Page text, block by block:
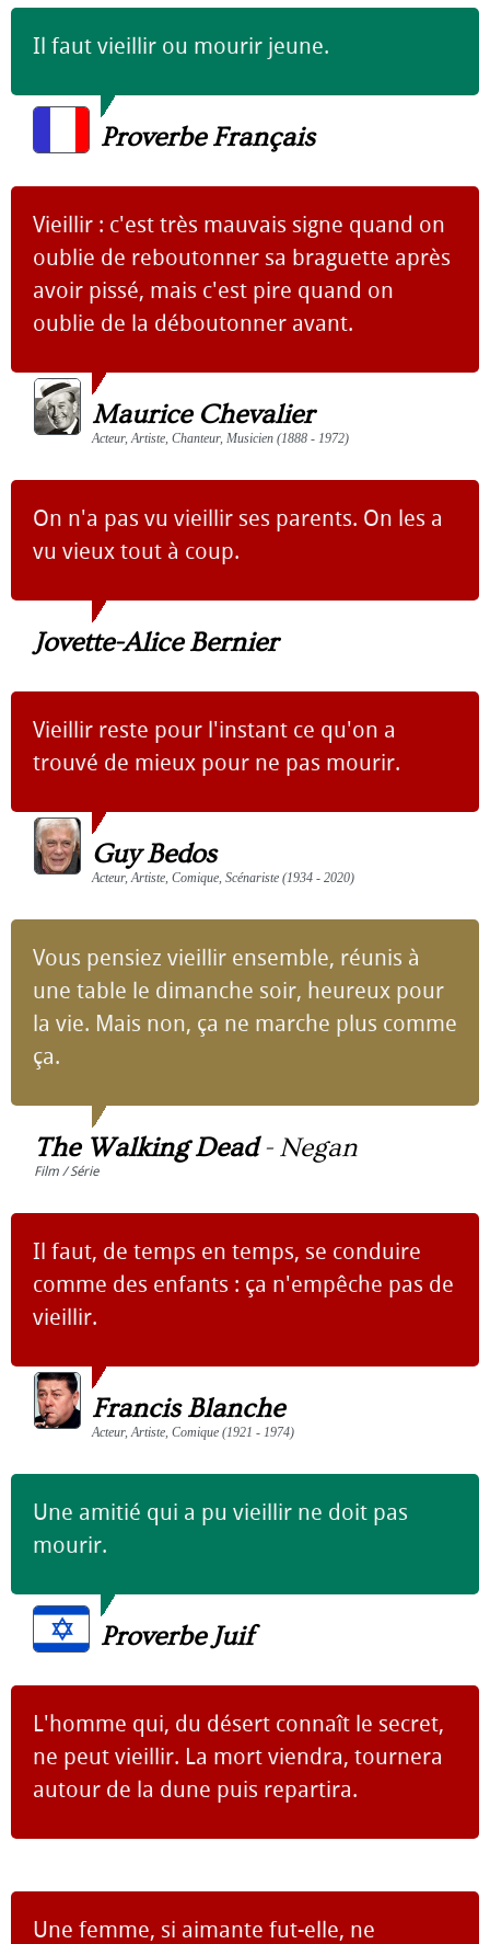
Il faut vieillir ou mourir jeune.
Proverbe Français
Vieillir : c'est très mauvais signe quand on
oublie de reboutonner sa braguette après
avoir pissé, mais c'est pire quand on
oublie de la déboutonner avant.
Maurice Chevalier
Acteur, Artiste, Chanteur, Musicien (1888 - 1972)
On n'a pas vu vieillir ses parents. On les a
vu vieux tout à coup.
Jovette-Alice Bernier
Vieillir reste pour l'instant ce qu'on a
trouvé de mieux pour ne pas mourir.
Guy Bedos
Acteur, Artiste, Comique, Scénariste (1934 - 2020)
Vous pensiez vieillir ensemble, réunis à
une table le dimanche soir, heureux pour
la vie. Mais non, ça ne marche plus comme
ça.
The Walking Dead- Negan
Film / Série
Il faut, de temps en temps, se conduire
comme des enfants : ça n'empêche pas de
vieillir.
Francis Blanche
Acteur, Artiste, Comique (1921 - 1974)
Une amitié qui a pu vieillir ne doit pas
mourir.
Proverbe Juif
L'homme qui, du désert connaît le secret,
ne peut vieillir. La mort viendra, tournera
autour de la dune puis repartira.
Une femme, si aimante fut-elle, ne